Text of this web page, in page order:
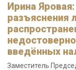
Ирина
разъяснения
введённых
Заместитель